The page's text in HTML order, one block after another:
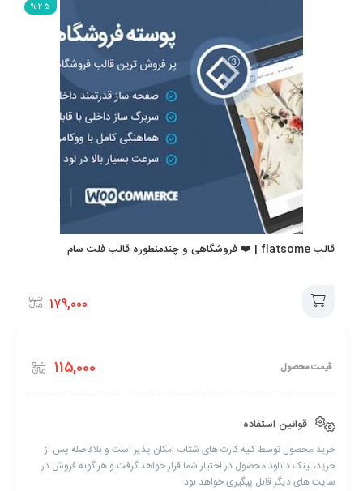
%25
قالب flatsome | ❤️ فروشگاهی و چندمنظوره قالب فلت سام
179,000
به
قیمت محصول 115,000
قوانین استفاده
خرید محصول توسط کلیه کارت های شتاب امکان پذیر است و بلافاصله پس از
خرید، لینک دانلود محصول در اختیار شما قرار خواهد گرفت و هر گونه فروش در
سایت های دیگر قابل پیگیری خواهد بود.